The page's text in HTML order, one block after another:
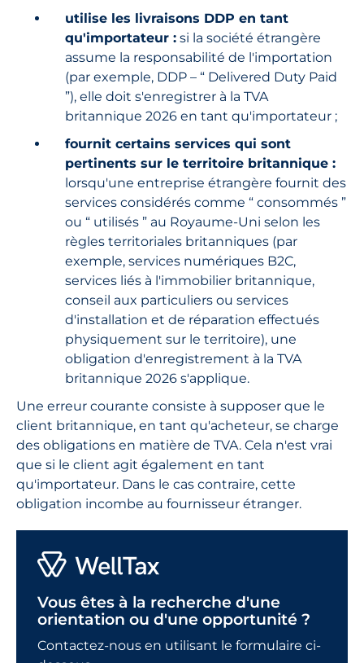
utilise les livraisons DDP en tant
qu'importateur : si la société étrangère
assume la responsabilité de l'importation
(par exemple, DDP – “ Delivered Duty Paid
”), elle doit s'enregistrer à la TVA
britannique 2026 en tant qu'importateur ;
fournit certains services qui sont
pertinents sur le territoire britannique :
lorsqu'une entreprise étrangère fournit des
services considérés comme “ consommés ”
ou “ utilisés ” au Royaume-Uni selon les
règles territoriales britanniques (par
exemple, services numériques B2C,
services liés à l'immobilier britannique,
conseil aux particuliers ou services
d'installation et de réparation effectués
physiquement sur le territoire), une
obligation d'enregistrement à la TVA
britannique 2026 s'applique.
Une erreur courante consiste à supposer que le
client britannique, en tant qu'acheteur, se charge
des obligations en matière de TVA. Cela n'est vrai
que si le client agit également en tant
qu'importateur. Dans le cas contraire, cette
obligation incombe au fournisseur étranger.
Vous êtes à la recherche d'une
orientation ou d'une opportunité ?
Contactez-nous en utilisant le formulaire ci-